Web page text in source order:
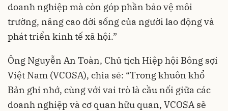
doanh nghiệp mà còn góp phần bảo vệ môi
trường, nâng cao đời sống của người lao động và
phát triển kinh tế xã hội.”
Ông Nguyễn An Toàn, Chủ tịch Hiệp hội Bông sợi
Việt Nam (VCOSA), chia sẻ: “Trong khuôn khổ
Bản ghi nhớ, cùng với vai trò là cầu nối giữa các
doanh nghiệp và cơ quan hữu quan, VCOSA sẽ